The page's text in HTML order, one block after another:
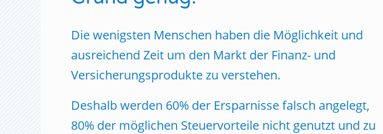
Die wenigsten Menschen haben die Möglichkeit und
ausreichend Zeit um den Markt der Finanz- und
Versicherungsprodukte zu verstehen.
Deshalb werden 60% der Ersparnisse falsch angelegt,
80% der möglichen Steuervorteile nicht genutzt und zu